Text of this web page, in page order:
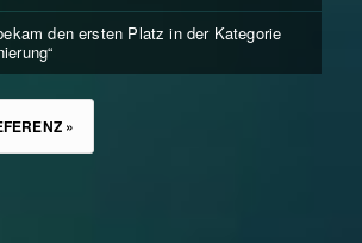
den ersten Platz in der Kategorie
»